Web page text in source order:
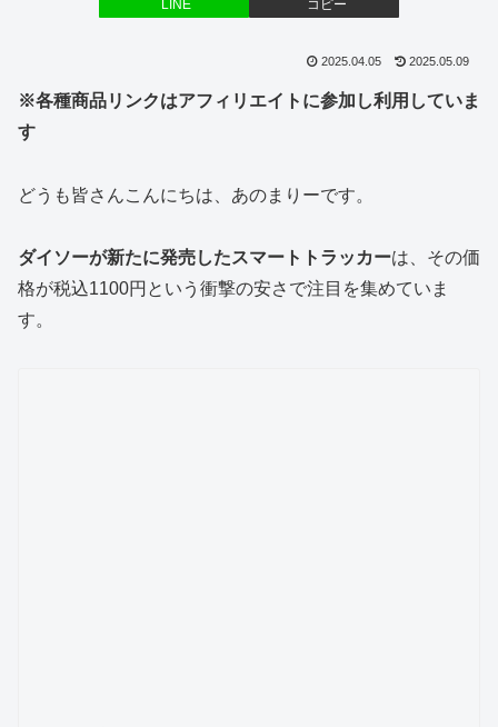
LINE コピー
2025.04.05 2025.05.09
※各種商品リンクはアフィリエイトに参加し利用していま
す
どうも皆さんこんにちは、あのまりーです。
ダイソーが新たに発売したスマートトラッカーは、その価
格が税込1100円という衝撃の安さで注目を集めていま
す。